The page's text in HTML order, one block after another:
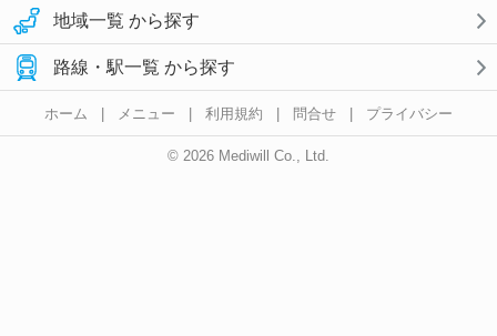
地域一覧 から探す
路線・駅一覧 から探す
ホーム | メニュー | 利用規約 | 問合せ | プライバシー
© 2026 Mediwill Co., Ltd.